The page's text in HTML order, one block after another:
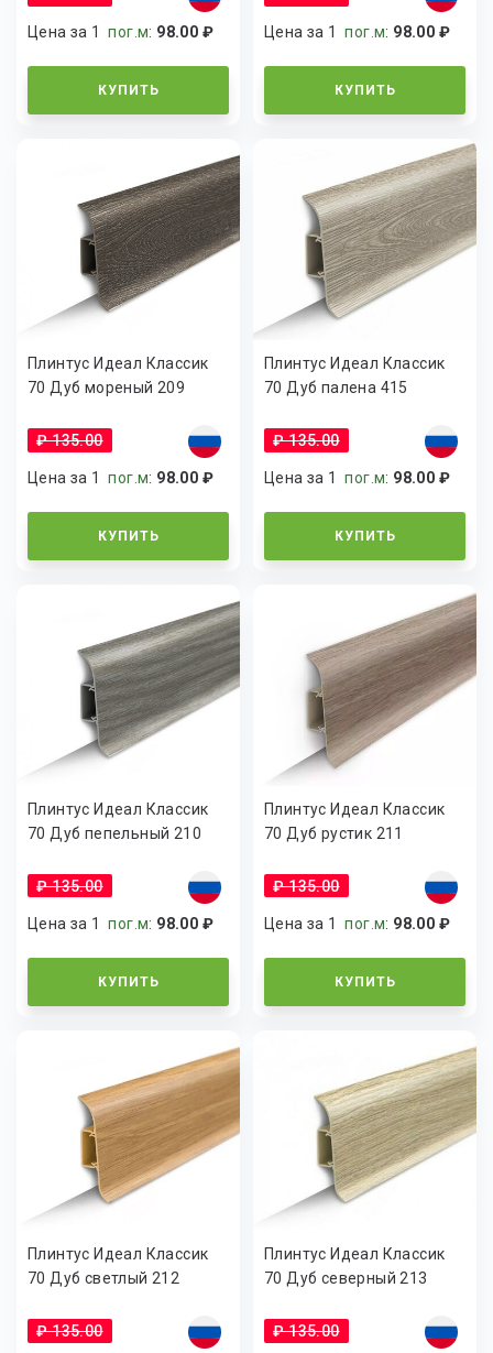
Цена за 1пог.м: 98.00 ₽
КУПИТЬ
Цена за 1пог.м: 98.00 ₽
КУПИТЬ
Плинтус Идеал Классик
70 Дуб мореный 209
₽ 135.00
Цена за 1пог.м: 98.00 ₽
КУПИТЬ
Плинтус Идеал Классик
70 Дуб палена 415
₽ 135.00
Цена за 1пог.м: 98.00 ₽
КУПИТЬ
Плинтус Идеал Классик
70 Дуб пепельный 210
₽ 135.00
Цена за 1пог.м: 98.00 ₽
КУПИТЬ
Плинтус Идеал Классик
70 Дуб рустик 211
₽ 135.00
Цена за 1пог.м: 98.00 ₽
КУПИТЬ
Плинтус Идеал Классик
70 Дуб светлый 212
₽ 135.00
Плинтус Идеал Классик
70 Дуб северный 213
₽ 135.00